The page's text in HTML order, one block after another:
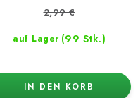
auf Lager (99 Stk.)
2,99 €
IN DEN KORB